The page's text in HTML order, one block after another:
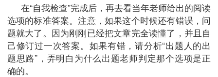
在“自我检查”完成后，再去看当年老师给出的阅读
选项的标准答案。注意，如果这个时候还有错误，问
题就大了。因为刚刚已经把文章完全读懂了，并且自
己修订过一次答案。如果有错，请分析“出题人的出
题思路”，弄明白为什么出题老师判定那个选项是正
确的。